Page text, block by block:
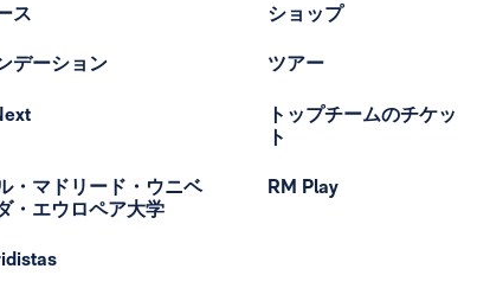
ス
デーション
・マドリード・ウニベ
・エウロペア大学
ショップ
ツアー
トップチームのチケッ
ト
RM Play